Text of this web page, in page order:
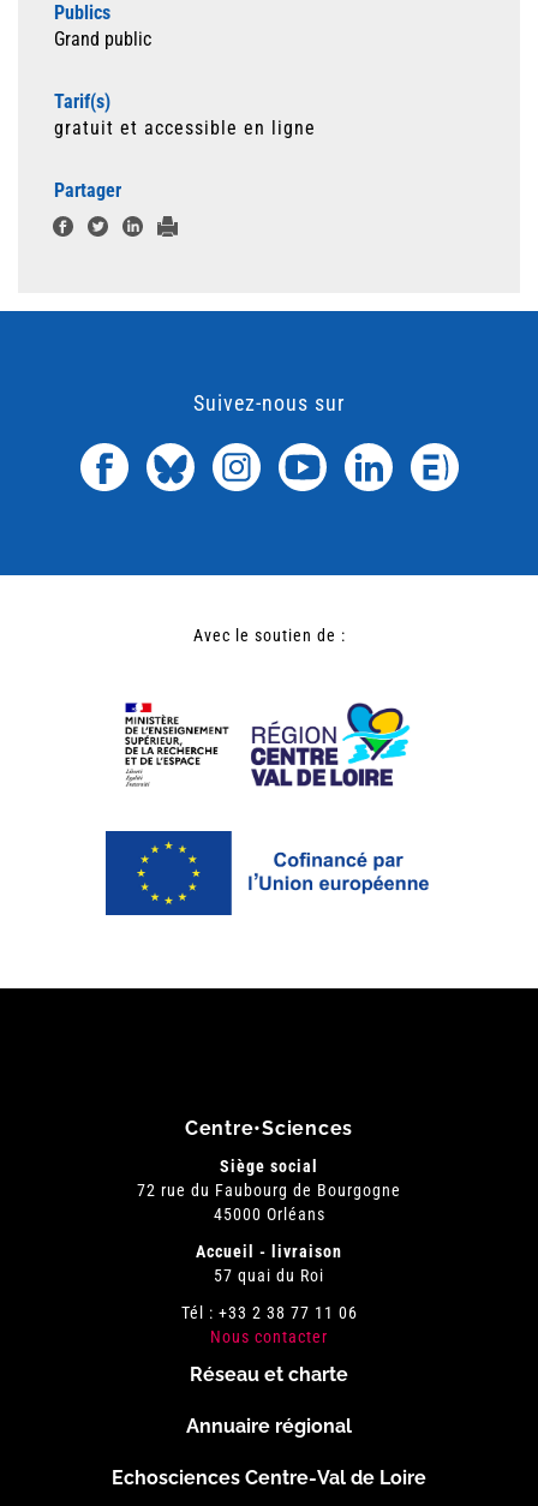
Publics
Grand public
Tarif(s)
gratuit et accessible en ligne
Partager
Suivez-nous sur
Avec le soutien de :
Centre•Sciences
Siège social
72 rue du Faubourg de Bourgogne
45000 Orléans
Accueil - livraison
57 quai du Roi
Tél : +33 2 38 77 11 06
Nous contacter
Réseau et charte
Annuaire régional
Echosciences Centre-Val de Loire